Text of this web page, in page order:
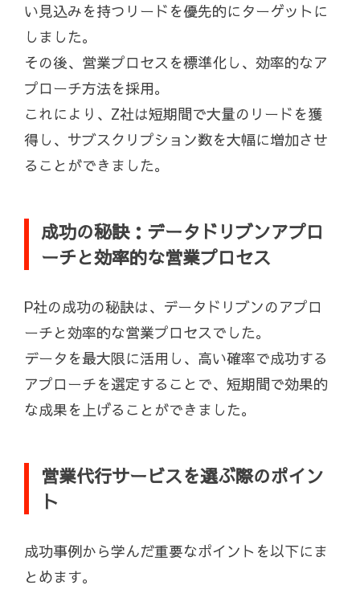
い見込みを持つリードを優先的にターゲットに
しました。
その後、営業プロセスを標準化し、効率的なア
プローチ方法を採用。
これにより、Z社は短期間で大量のリードを獲
得し、サブスクリプション数を大幅に増加させ
ることができました。
成功の秘訣：データドリブンアプロ
ーチと効率的な営業プロセス
P社の成功の秘訣は、データドリブンのアプロ
ーチと効率的な営業プロセスでした。
データを最大限に活用し、高い確率で成功する
アプローチを選定することで、短期間で効果的
な成果を上げることができました。
営業代行サービスを選ぶ際のポイン
ト
成功事例から学んだ重要なポイントを以下にま
とめます。